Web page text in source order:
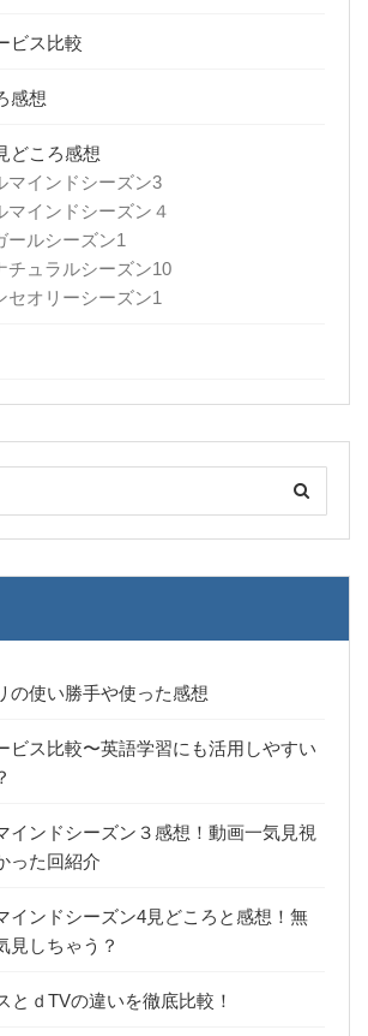
ビス比較
感想
どころ感想
マインドシーズン3
マインドシーズン４
ールシーズン1
チュラルシーズン10
セオリーシーズン1
の使い勝手や使った感想
ビス比較〜英語学習にも活用しやすい
インドシーズン３感想！動画一気見視
った回紹介
インドシーズン4見どころと感想！無
見しちゃう？
とｄTVの違いを徹底比較！